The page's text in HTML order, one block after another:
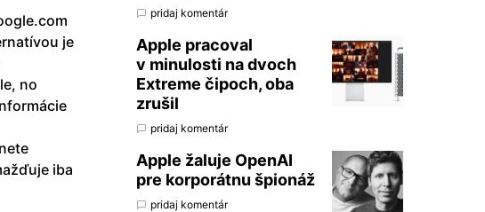
je
no
iba
pridaj komentár
Apple pracoval
v minulosti na dvoch
Extreme čipoch, oba
zrušil
pridaj komentár
Apple žaluje OpenAI
pre korporátnu špionáž
pridaj komentár